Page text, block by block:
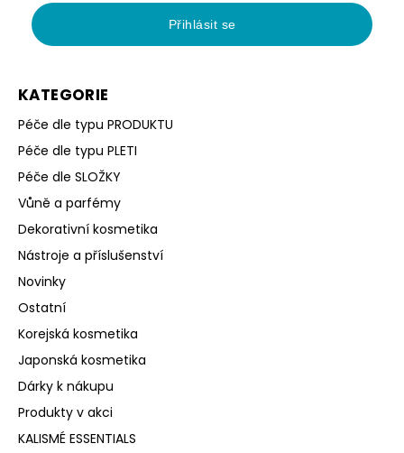
KATEGORIE
Péče dle typu PRODUKTU
Péče dle typu PLETI
Péče dle SLOŽKY
Vůně a parfémy
Dekorativní kosmetika
Nástroje a příslušenství
Novinky
Ostatní
Korejská kosmetika
Japonská kosmetika
Dárky k nákupu
Produkty v akci
KALISMÉ ESSENTIALS
Přihlásit se